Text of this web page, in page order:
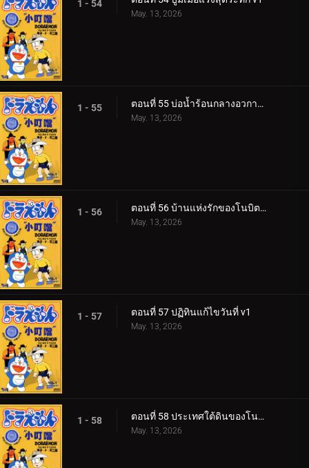
1 - 54
May. 13, 2026
1 - 55 ตอนที่ 55 บ่อน้ำร้อนกลางอวกาศของชิชูกะ
May. 13, 2026
1 - 56 ตอนที่ 56 บ้านแห่งรักของโนบิตะ กับ​ ชิสุกะ​
May. 13, 2026
1 - 57 ตอนที่ 57 ปฏิทินแก้ไขวันที่ v1
May. 13, 2026
1 - 58 ตอนที่ 58 ประเทศใต้ดินของโนบิตะ
May. 13, 2026